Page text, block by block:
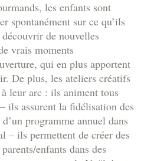
les enfants sont
spontanément sur ce qu’ils
de nouvelles
vrais moments
qui en plus apportent
De plus, les ateliers créatifs
leur arc : ils animent tous
ils assurent la fidélisation des
programme annuel dans
– ils permettent de créer des
enfants dans des